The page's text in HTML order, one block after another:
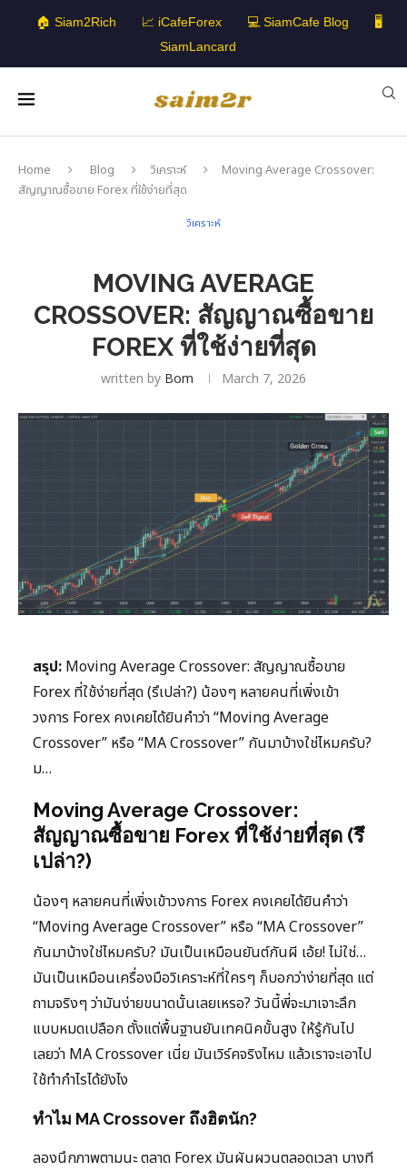
🏠 Siam2Rich 📈 iCafeForex 💻 SiamCafe Blog
🖥️
SiamLancard
Home Blog วิเคราะห์
Moving Average Crossover:
สัญญาณซื้อขาย Forex ที่ใช้ง่ายที่สุด
วิเคราะห์
MOVING AVERAGE
CROSSOVER: สัญญาณซื้อขาย
FOREX ที่ใช้ง่ายที่สุด
written by Bom March 7, 2026
สรุป: Moving Average Crossover: สัญญาณซื้อขาย
Forex ที่ใช้ง่ายที่สุด (รึเปล่า?) น้องๆ หลายคนที่เพิ่งเข้า
วงการ Forex คงเคยได้ยินคำว่า “Moving Average
Crossover” หรือ “MA Crossover” กันมาบ้างใช่ไหมครับ?
ม…
Moving Average Crossover:
สัญญาณซื้อขาย Forex ที่ใช้ง่ายที่สุด (รึ
เปล่า?)
น้องๆ หลายคนที่เพิ่งเข้าวงการ Forex คงเคยได้ยินคำว่า
“Moving Average Crossover” หรือ “MA Crossover”
กันมาบ้างใช่ไหมครับ? มันเป็นเหมือนยันต์กันผี เอ้ย! ไม่ใช่…
มันเป็นเหมือนเครื่องมือวิเคราะห์ที่ใครๆ ก็บอกว่าง่ายที่สุด แต่
ถามจริงๆ ว่ามันง่ายขนาดนั้นเลยเหรอ? วันนี้พี่จะมาเจาะลึก
แบบหมดเปลือก ตั้งแต่พื้นฐานยันเทคนิคขั้นสูง ให้รู้กันไป
เลยว่า MA Crossover เนี่ย มันเวิร์คจริงไหม แล้วเราจะเอาไป
ใช้ทำกำไรได้ยังไง
ทำไม MA Crossover ถึงฮิตนัก?
ลองนึกภาพตามนะ ตลาด Forex มันผันผวนตลอดเวลา บางที